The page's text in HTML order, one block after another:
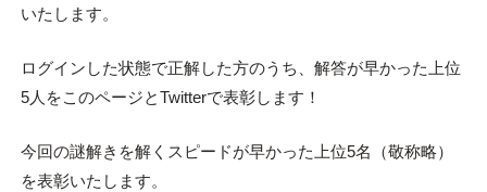
いたします。
ログインした状態で正解した方のうち、解答が早かった上位
5人をこのページとTwitterで表彰します！
今回の謎解きを解くスピードが早かった上位5名（敬称略）
を表彰いたします。